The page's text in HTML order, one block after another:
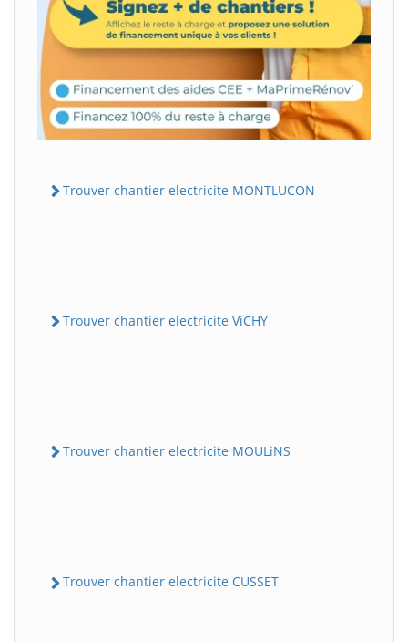
Trouver chantier electricite MONTLUCON
Trouver chantier electricite ViCHY
Trouver chantier electricite MOULiNS
Trouver chantier electricite CUSSET